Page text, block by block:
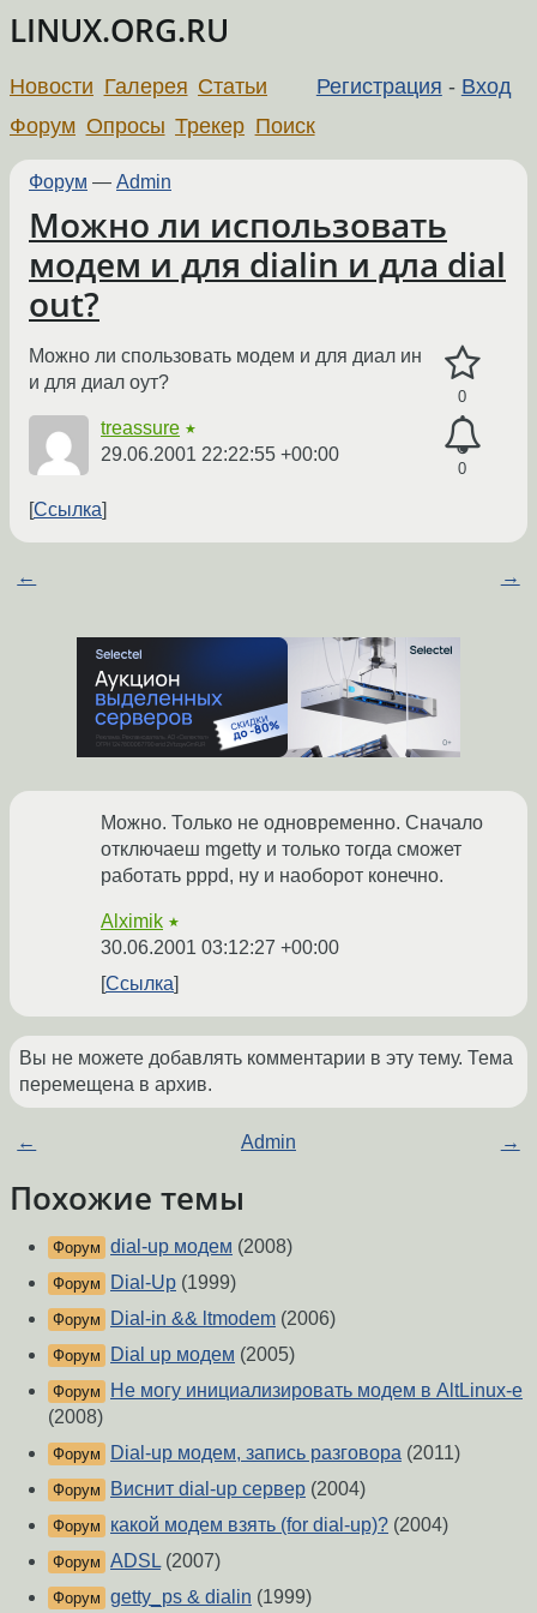
LINUX.ORG.RU
Регистрация - Вход
Новости Галерея Статьи
Форум Опросы Трекер Поиск
Форум — Admin
Можно ли использовать
модем и для dialin и дла dial
out?
0
0
Можно ли спользовать модем и для диал ин
и для диал оут?
treassure ★
29.06.2001 22:22:55 +00:00
Ссылка
← →
Можно. Только не одновременно. Сначало
отключаеш mgetty и только тогда сможет
работать pppd, ну и наоборот конечно.
Alximik ★
30.06.2001 03:12:27 +00:00
Ссылка
Вы не можете добавлять комментарии в эту тему. Тема
перемещена в архив.
← Admin →
Похожие темы
Форум dial-up модем (2008)
Форум Dial-Up (1999)
Форум Dial-in && ltmodem (2006)
Форум Dial up модем (2005)
Форум
Не могу инициализировать модем в AltLinux-e
(2008)
Форум Dial-up модем, запись разговора (2011)
Форум Виснит dial-up сервер (2004)
Форум какой модем взять (for dial-up)? (2004)
Форум ADSL (2007)
Форум getty_ps & dialin (1999)